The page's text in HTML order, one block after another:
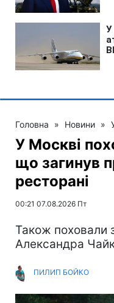
Головна » Новини »
У Москві
що загинув
ресторані
00:21 07.08.2026 Пт
Також поховали
Александра
ПИЛИП БОЙКО